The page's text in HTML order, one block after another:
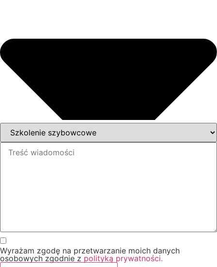
Wyrażam zgodę na przetwarzanie moich danych
osobowych zgodnie z polityką prywatności.